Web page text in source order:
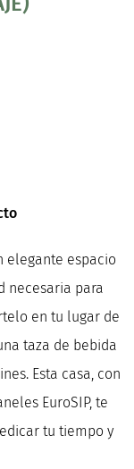
elegante espacio
necesaria para
en tu lugar de
taza de bebida
Esta casa, con
EuroSIP, te
tu tiempo y